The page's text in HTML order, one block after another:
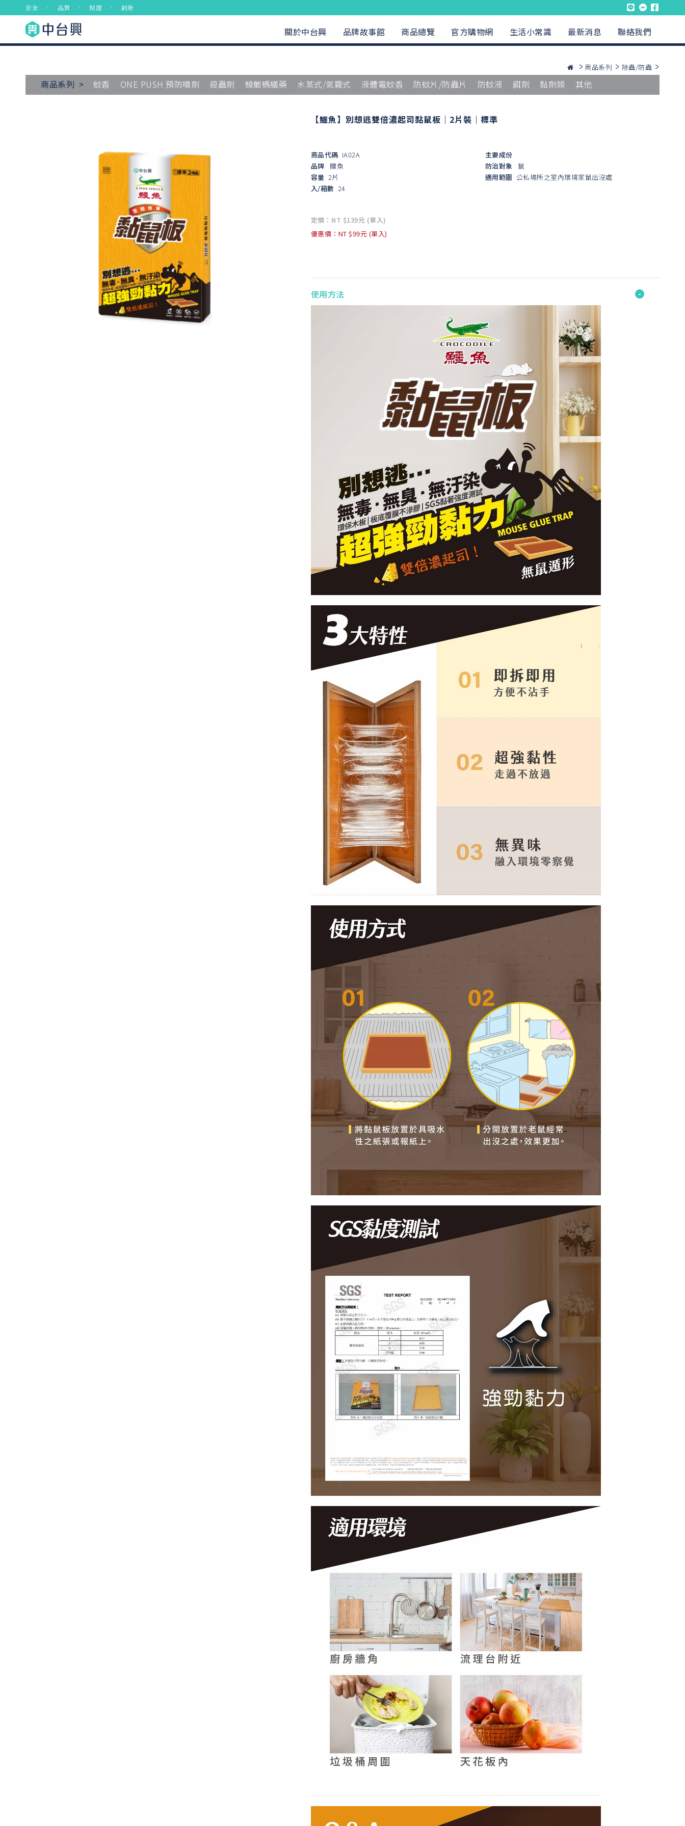
安全 ． 品質 ． 制度 ． 創新
關於中台興 品牌故事館 商品總覽 官方購物網 生活小常識 最新消息 聯絡我們
商品系列 除蟲/防蟲
商品系列 > 蚊香 ONE PUSH 預防噴劑 殺蟲劑 蟑螂螞蟻藥 水蒸式/氣霧式 液體電蚊香 防蚊片/防蟲片 防蚊液 餌劑 黏劑類 其他
【鱷魚】別想逃雙倍濃起司黏鼠板｜2片裝｜標準
商品代碼 IA02A
品牌 鱷魚
容量 2片
入/箱數 24
主要成份
防治對象
鼠
適用範圍 公私場所之室內環境家鼠出沒處
定價：NT $139元 (單入)
優惠價：NT $99元 (單入)
使用方法